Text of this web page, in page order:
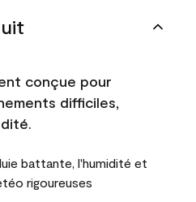
conçue pour
difficiles,
battante, l'humidité et
rigoureuses